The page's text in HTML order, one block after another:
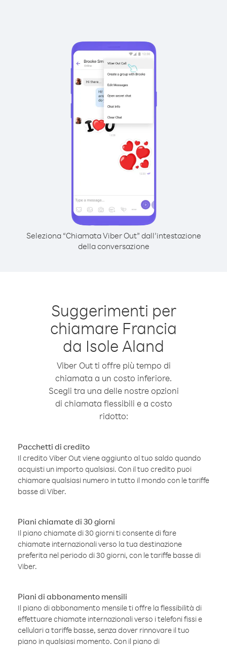
Seleziona “Chiamata Viber Out” dall’intestazione
della conversazione
Suggerimenti per
chiamare Francia
da Isole Aland
Viber Out ti offre più tempo di
chiamata a un costo inferiore.
Scegli tra una delle nostre opzioni
di chiamata flessibili e a costo
ridotto:
Pacchetti di credito
Il credito Viber Out viene aggiunto al tuo saldo quando
acquisti un importo qualsiasi. Con il tuo credito puoi
chiamare qualsiasi numero in tutto il mondo con le tariffe
basse di Viber.
Piani chiamate di 30 giorni
Il piano chiamate di 30 giorni ti consente di fare
chiamate internazionali verso la tua destinazione
preferita nel periodo di 30 giorni, con le tariffe basse di
Viber.
Piani di abbonamento mensili
Il piano di abbonamento mensile ti offre la flessibilità di
effettuare chiamate internazionali verso i telefoni fissi e
cellulari a tariffe basse, senza dover rinnovare il tuo
piano in qualsiasi momento. Con il piano di